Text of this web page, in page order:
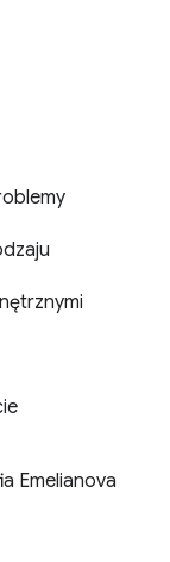
Emelianova